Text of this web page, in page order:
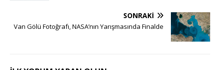
SONRAKI
Van Gölü Fotoğrafı, NASA’nın Yarışmasında Finalde